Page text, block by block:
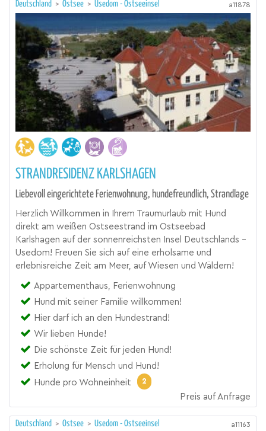
Deutschland > Ostsee > Usedom - Ostseeinsel a11878
STRANDRESIDENZ KARLSHAGEN
Liebevoll eingerichtete Ferienwohnung, hundefreundlich, Strandlage
Herzlich Willkommen in Ihrem Traumurlaub mit Hund
direkt am weißen Ostseestrand im Ostseebad
Karlshagen auf der sonnenreichsten Insel Deutschlands -
Usedom! Freuen Sie sich auf eine erholsame und
erlebnisreiche Zeit am Meer, auf Wiesen und Wäldern!
Appartementhaus, Ferienwohnung
Hund mit seiner Familie willkommen!
Hier darf ich an den Hundestrand!
Wir lieben Hunde!
Die schönste Zeit für jeden Hund!
Erholung für Mensch und Hund!
Hunde pro Wohneinheit
2
Preis auf Anfrage
Deutschland > Ostsee > Usedom - Ostseeinsel a11163